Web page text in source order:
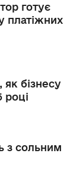
готує
платіжних
бізнесу
році
з сольним